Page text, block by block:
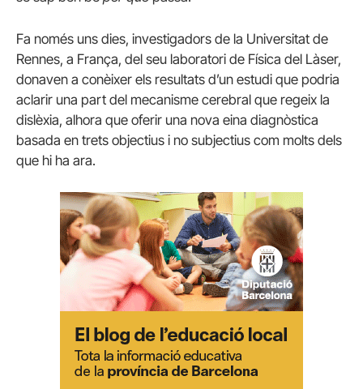
Fa només uns dies, investigadors de la Universitat de
Rennes, a França, del seu laboratori de Física del Làser,
donaven a conèixer els resultats d’un estudi que podria
aclarir una part del mecanisme cerebral que regeix la
dislèxia, alhora que oferir una nova eina diagnòstica
basada en trets objectius i no subjectius com molts dels
que hi ha ara.